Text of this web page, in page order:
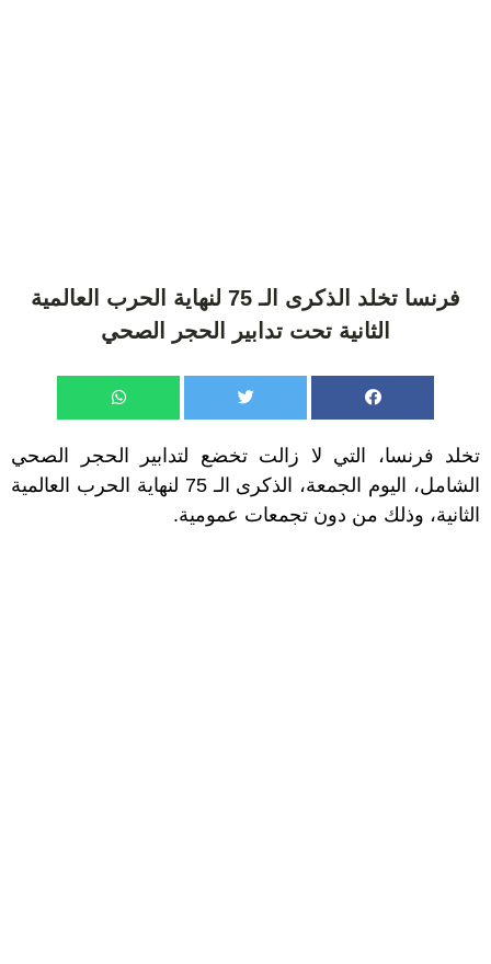
فرنسا تخلد الذكرى الـ 75 لنهاية الحرب العالمية
الثانية تحت تدابير الحجر الصحي
تخلد فرنسا، التي لا زالت تخضع لتدابير الحجر الصحي
الشامل، اليوم الجمعة، الذكرى الـ 75 لنهاية الحرب العالمية
الثانية، وذلك من دون تجمعات عمومية.